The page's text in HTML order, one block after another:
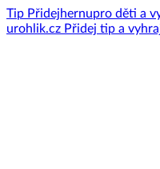
Tip Přidejhernupro děti a
urohlik.cz Přidej tip a